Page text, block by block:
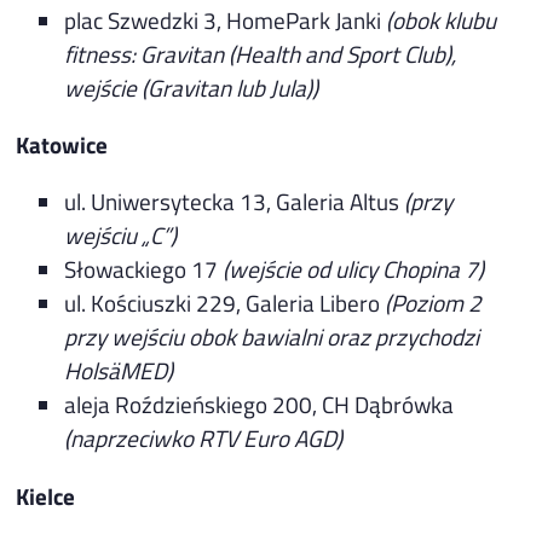
plac Szwedzki 3, HomePark Janki (obok klubu
fitness: Gravitan (Health and Sport Club),
wejście (Gravitan lub Jula))
Katowice
ul. Uniwersytecka 13, Galeria Altus (przy
wejściu „C”)
Słowackiego 17 (wejście od ulicy Chopina 7)
ul. Kościuszki 229, Galeria Libero (Poziom 2
przy wejściu obok bawialni oraz przychodzi
HolsäMED)
aleja Roździeńskiego 200, CH Dąbrówka
(naprzeciwko RTV Euro AGD)
Kielce